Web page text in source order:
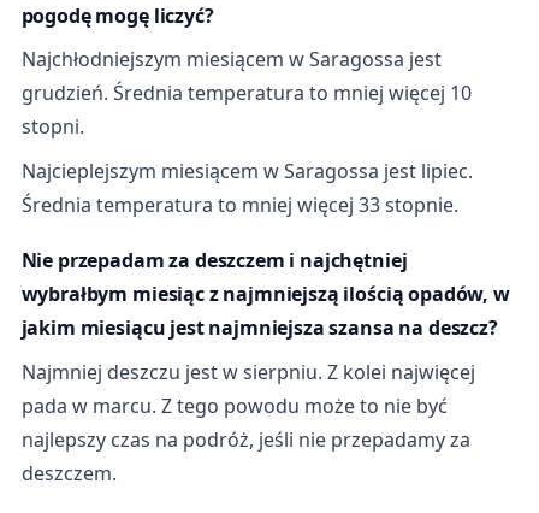
pogodę mogę liczyć?
Najchłodniejszym miesiącem w Saragossa jest
grudzień. Średnia temperatura to mniej więcej 10
stopni.
Najcieplejszym miesiącem w Saragossa jest lipiec.
Średnia temperatura to mniej więcej 33 stopnie.
Nie przepadam za deszczem i najchętniej
wybrałbym miesiąc z najmniejszą ilością opadów, w
jakim miesiącu jest najmniejsza szansa na deszcz?
Najmniej deszczu jest w sierpniu. Z kolei najwięcej
pada w marcu. Z tego powodu może to nie być
najlepszy czas na podróż, jeśli nie przepadamy za
deszczem.